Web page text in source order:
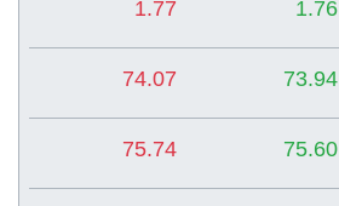
1.76
1.77
73.94
74.07
75.60
75.74